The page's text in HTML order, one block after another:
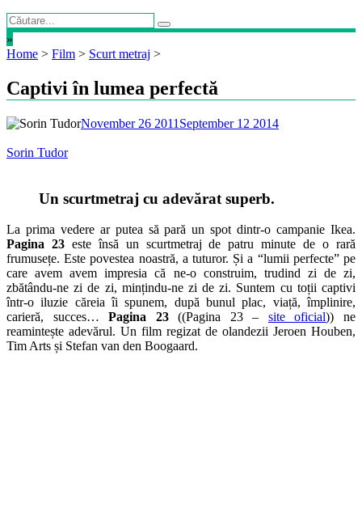
»
Home > Film > Scurt metraj >
Captivi în lumea perfectă
November 26 2011 September 12 2014
Sorin Tudor
Un scurtmetraj cu adevărat superb.
La prima vedere ar putea să pară un spot dintr-o campanie Ikea.
Pagina 23este însă un scurtmetraj de patru minute de o rară
frumusețe. Este povestea noastră, a tuturor. Și a “lumii perfecte” pe
care avem avem impresia că ne-o construim, trudind zi de zi,
zbătându-ne zi de zi, mințindu-ne zi de zi. Suntem cu toții captivi
într-o iluzie căreia îi spunem, după bunul plac, viață, împlinire,
carieră, succes…Pagina 23((Pagina 23 – site oficial)) ne
reamintește adevărul. Un film regizat de olandezii Jeroen Houben,
Tim Arts și Stefan van den Boogaard.